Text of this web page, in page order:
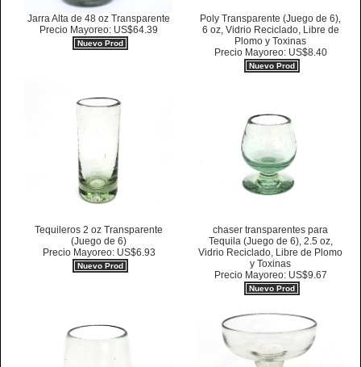
Jarra Alta de 48 oz Transparente
Precio Mayoreo: US$64.39
Nuevo Prod
Poly Transparente (Juego de 6),
6 oz, Vidrio Reciclado, Libre de
Plomo y Toxinas
Precio Mayoreo: US$8.40
Nuevo Prod
Tequileros 2 oz Transparente
(Juego de 6)
Precio Mayoreo: US$6.93
Nuevo Prod
chaser transparentes para
Tequila (Juego de 6), 2.5 oz,
Vidrio Reciclado, Libre de Plomo
y Toxinas
Precio Mayoreo: US$9.67
Nuevo Prod